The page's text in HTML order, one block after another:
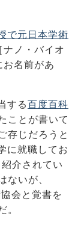
で元日本学術
ノ・バイオ
名前があ
する百度百科
ことが書いて
存じだろうと
に就職してお
介されてい
ないが、
会と覚書を
。